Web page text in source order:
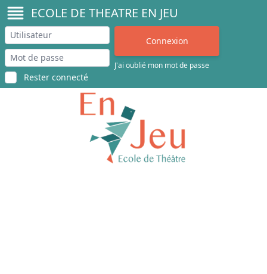
ECOLE DE THEATRE EN JEU
Rester connecté
J'ai oublié mon mot de passe